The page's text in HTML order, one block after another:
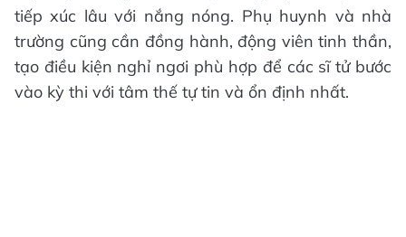
tiếp xúc lâu với nắng nóng. Phụ huynh và nhà
trường cũng cần đồng hành, động viên tinh thần,
tạo điều kiện nghỉ ngơi phù hợp để các sĩ tử bước
vào kỳ thi với tâm thế tự tin và ổn định nhất.